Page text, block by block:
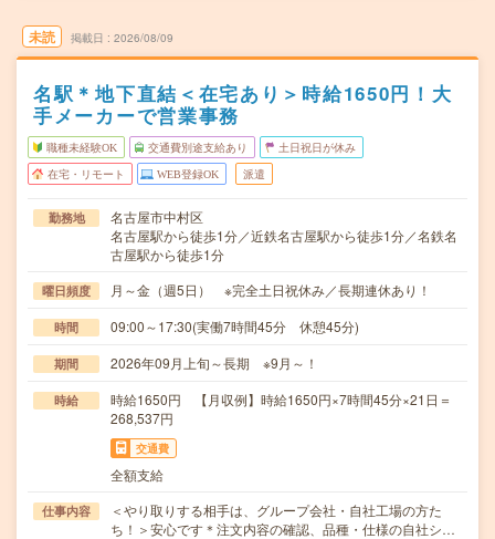
未読 掲載日 2026/08/09
名駅＊地下直結＜在宅あり＞時給1650円！大
手メーカーで営業事務
職種未経験OK 交通費別途支給あり 土日祝日が休み
在宅・リモート WEB登録OK 派遣
勤務地
名古屋市中村区
名古屋駅から徒歩1分／近鉄名古屋駅から徒歩1分／名鉄名
古屋駅から徒歩1分
曜日頻度 月～金（週5日） ※完全土日祝休み／長期連休あり！
時間 09:00～17:30(実働7時間45分 休憩45分)
期間 2026年09月上旬～長期 ※9月～！
時給
時給1650円 【月収例】時給1650円×7時間45分×21日＝
268,537円
交通費
全額支給
仕事内容
＜やり取りする相手は、グループ会社・自社工場の方た
ち！＞安心です＊注文内容の確認、品種・仕様の自社シ…